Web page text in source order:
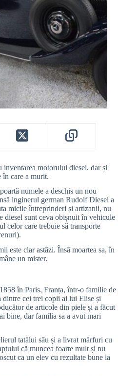
motorului diesel, dar și
în care a murit.
numele a deschis un nou
inginerul german Rudolf Diesel a
micile întreprinderi și artizanii, nu
diesel sunt ceva obișnuit în vehicule
celor care trebuie să transporte
este clar astăzi. Însă moartea sa, în
un mister.
în Paris, Franța, într-o familie de
cei trei copii ai lui Elise și
de articole din piele și a făcut
bine, dar familia sa a avut mari
tatălui său și a livrat mărfuri cu
că muncea foarte mult și nu
ca un elev cu rezultate bune la